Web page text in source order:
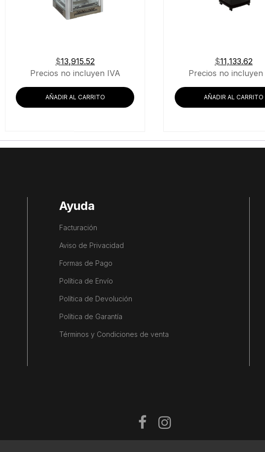
$13,915.52
Precios no incluyen IVA
AÑADIR AL CARRITO
$11,133.62
Precios no incluyen
AÑADIR AL CARRITO
Ayuda
Facturación
Aviso de Privacidad
Formas de Pago
Política de Envío
Política de Devolución
Política de Garantía
Términos y Condiciones de venta